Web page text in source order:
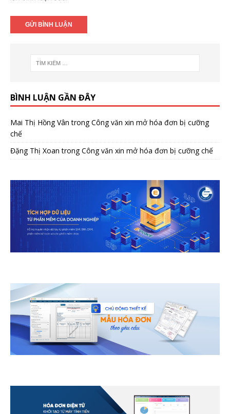
BÌNH LUẬN GẦN ĐÂY
Mai Thị Hồng Vân trongCông văn xin mở hóa đơn bị cưỡng
chế
Đặng Thị Xoan trongCông văn xin mở hóa đơn bị cưỡng chế